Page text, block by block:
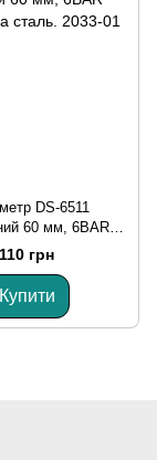
DS-6511
60 мм, 6BAR
сталь.
110 грн
Купити